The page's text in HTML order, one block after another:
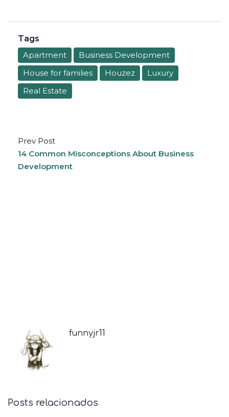
Tags
Apartment
Business Development
House for families
Houzez
Luxury
Real Estate
Prev Post
14 Common Misconceptions About Business
Development
funnyjr11
Posts relacionados